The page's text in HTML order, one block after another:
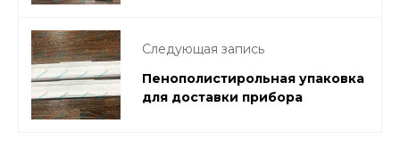
Следующая запись
Пенополистирольная упаковка
для доставки прибора